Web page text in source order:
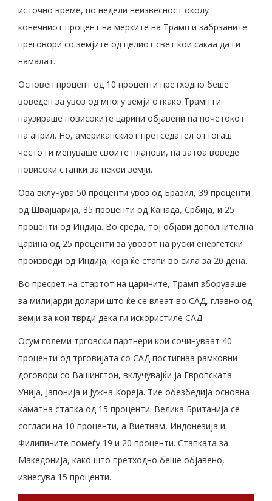
источно време, по недели неизвесност околу
конечниот процент на мерките на Трамп и забрзаните
преговори со земјите од целиот свет кои сакаа да ги
намалат.
Основен процент од 10 проценти претходно беше
воведен за увоз од многу земји откако Трамп ги
паузираше повисоките царини објавени на почетокот
на април. Но, американскиот претседател оттогаш
често ги менуваше своите планови, па затоа воведе
повисоки стапки за некои земји.
Ова вклучува 50 проценти увоз од Бразил, 39 проценти
од Швајцарија, 35 проценти од Канада, Србија, и 25
проценти од Индија. Во среда, тој објави дополнителна
царина од 25 проценти за увозот на руски енергетски
производи од Индија, која ќе стапи во сила за 20 дена.
Во пресрет на стартот на царините, Трамп зборуваше
за милијарди долари што ќе се влеат во САД, главно од
земји за кои тврди дека ги искористиле САД.
Осум големи трговски партнери кои сочинуваат 40
проценти од трговијата со САД постигнаа рамковни
договори со Вашингтон, вклучувајќи ја Европската
Унија, Јапонија и Јужна Кореја. Тие обезбедија основна
каматна стапка од 15 проценти. Велика Британија се
согласи на 10 проценти, а Виетнам, Индонезија и
Филипините помеѓу 19 и 20 проценти. Стапката за
Македонија, како што претходно беше објавено,
изнесува 15 проценти.